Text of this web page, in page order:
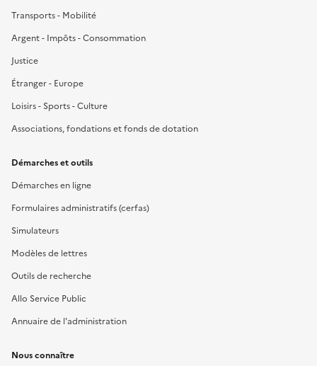
Transports - Mobilité
Argent - Impôts - Consommation
Justice
Étranger - Europe
Loisirs - Sports - Culture
Associations, fondations et fonds de dotation
Démarches et outils
Démarches en ligne
Formulaires administratifs (cerfas)
Simulateurs
Modèles de lettres
Outils de recherche
Allo Service Public
Annuaire de l'administration
Nous connaître